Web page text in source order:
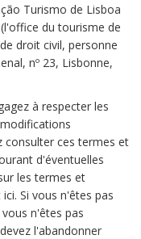
Turismo de Lisboa
du tourisme de
droit civil, personne
nº 23, Lisbonne,
à respecter les
consulter ces termes et
d'éventuelles
les termes et
Si vous n'êtes pas
n'êtes pas
l'abandonner